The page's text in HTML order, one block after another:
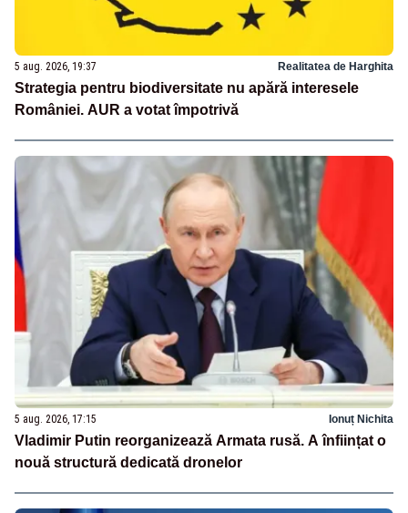
5 aug. 2026, 19:37 Realitatea de Harghita
Strategia pentru biodiversitate nu apără interesele
României. AUR a votat împotrivă
5 aug. 2026, 17:15 Ionuț Nichita
Vladimir Putin reorganizează Armata rusă. A înființat o
nouă structură dedicată dronelor